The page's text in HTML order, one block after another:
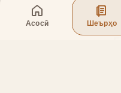
Асосӣ Шеърҳо